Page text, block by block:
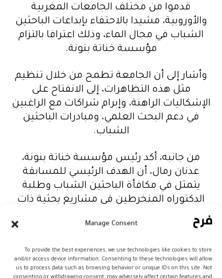
Manage Consent
To provide the best experiences, we use technologies like cookies to store
and/or access device information. Consenting to these technologies will allow
us to process data such as browsing behavior or unique IDs on this site. Not
قدموا من مختلف الجامعات المغربية
والأوروبية، مشيدا بالاحتفاء بإبداعات الباحثين
الشباب في مجال الماء، وذلك اعترافا بالتزام
مؤسسة خناتة بنونة.
وأشار إلى أن الجامعة تطمح من خلال تنظيم
مثل هذه التظاهرات، إلى الانفتاح على
الإشكاليات الراهنة، وإبرام شراكات مع الراغبين
في دعم البحث العلمي، ومبادرات الباحثين
الشباب.
من جانبه، أكد رئيس مؤسسة خناتة بنونة،
عدنان رمال، أن الهدف الرئيسي للمسابقة
يتمثل في مكافأة الباحثين الشباب وطلبة
الدكتوراه المنخرطين في مشاريع بحثية ذات
الباحثين الشباب، إلى تعزيز المعارف والمبادرات
البحثية، في مواجهة التحديات المتنامية في